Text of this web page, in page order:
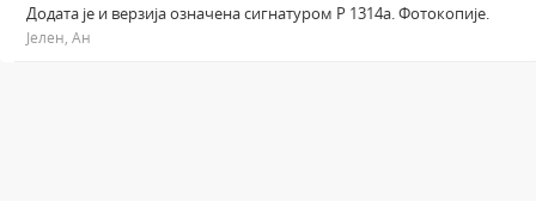
Додата је и верзија означена сигнатуром Р 1314а. Фотокопије.
Јелен, Ан